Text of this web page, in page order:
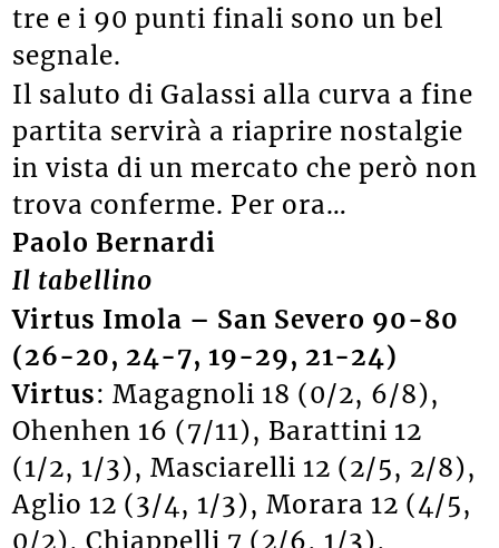
tre e i 90 punti finali sono un bel
segnale.
Il saluto di Galassi alla curva a fine
partita servirà a riaprire nostalgie
in vista di un mercato che però non
trova conferme. Per ora…
Paolo Bernardi
Il tabellino
Virtus Imola – San Severo 90-80
(26-20, 24-7, 19-29, 21-24)
Virtus: Magagnoli 18 (0/2, 6/8),
Ohenhen 16 (7/11), Barattini 12
(1/2, 1/3), Masciarelli 12 (2/5, 2/8),
Aglio 12 (3/4, 1/3), Morara 12 (4/5,
0/2), Chiappelli 7 (2/6, 1/3),